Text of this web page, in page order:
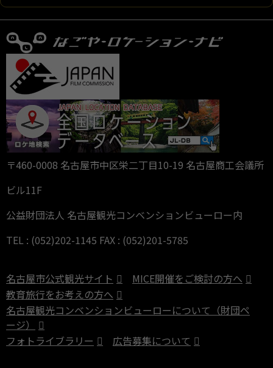
〒460-0008 名古屋市中区栄二丁目10-19 名古屋商工会議所
ビル11F
公益財団法人 名古屋観光コンベンションビューロー内
TEL : (052)202-1145 FAX : (052)201-5785
名古屋市公式観光サイト
MICE開催をご検討の方へ
教育旅行をお考えの方へ
名古屋観光コンベンションビューローについて（財団ペ
ージ）
フォトライブラリー
広告募集について